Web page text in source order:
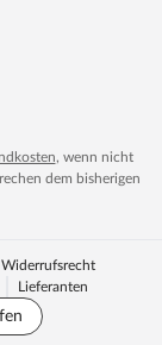
, wenn nicht
dem bisherigen
Widerrufsrecht
Lieferanten